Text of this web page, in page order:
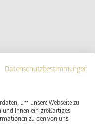
Datenschutzbestimmungen
um unsere Webseite zu
und Ihnen ein großartiges
zu den von uns